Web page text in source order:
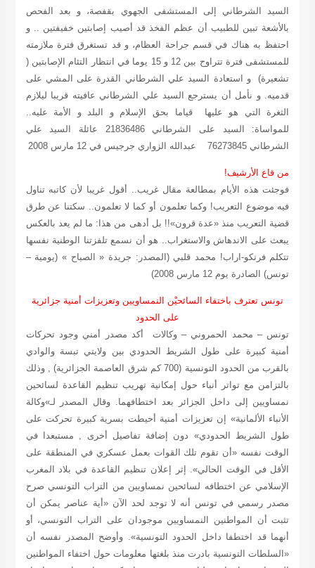
السيد الشرطاني إلى المستشفى الجهوي بقفصة، و بعد الفحص
بالأشعة تبين للطبيب أن عظم الفخذ قد أصيب إصابتين خفيفتين .. و
احتفظ به هناك في قسم جراحة العظام، و قد تستغرق فترة ملازمته
للمستشفى فترة تتراوح بين 12 و 15 يوما في انتظار التئام الإصابتين (
تشعيرة) و استعادة السيد علي الشرطاني القدرة على المشي على
قدميه. و نأمل أن يسترجع السيد علي الشرطاني عافيته قريبا ليلازم
الثغرة التي هو عليها قياما بحق الإسلام و البلد و الأمة عليه..
للمواساة: السيد على الشرطاني 21836486 عائلة السيد علي
الشرطاني 76273845
عبدالله الزواري جرجيس في 12 مارس 2008
من قاع الأرشيف!
فوجئت هذه الأيام بمطالعة مقال غريب.. أقول غريبا لأن كاتبه تناول
فيه موضوع التعريب! وكما تعلمون أو كما لا تعلمون.. سكتنا عن طرق
قضية التعريب منذ «عدة قرون»!! بل أدهى من هذا: ما لم يعد بالعكس
يبعث على الاندهاش والاستغراب.. هو أن نسمع تلفزتنا الوطنية نفسها
تتكلم فرنكو-اراب! محمد قلبي(المصدر: جريدة « الصباح » (يومية –
تونس) الصادرة يوم 12 مارس 2008)
تونس تعترف باختفاء السائحيْن النمساويين وتعزيزات أمنية جزائرية
على الحدود
تونس – محمد الحمروني – وكالاتأكد مصدر أمني وجود تحركات
أمنية كبيرة على طول الشريط الحدودي بين ولايتي تبسة والوادي
بالقرب من الحدود التونسية (700 كم شرق العاصمة الجزائرية) , وذلك
بالتزامن مع تواتر أنباء حول إمكانية تهريب تنظيم القاعدة لسائحين
نمساويين إلى داخل الجزائر بعد اختطافهما. وقال المصدر لـ»وكالة
الأنباء الألمانية» إن تعزيزات أمنية أحيطت بسرية كبيرة تحركت على
طول الشريط الحدودي» دون إضافة تفاصيل أخرى , مستبعدا في
الوقت نفسه «أن تقوم تلك القوات بعمل عسكري في المنطقة على
الأقل في الوقت الحالي». إثر إعلان تنظيم القاعدة في بلاد المغرب
الإسلامي عن اختطافه لسائحين نمساويين من التراب التونسي صرح
مصدر رسمي في تونس أنه لا توجد لحد الآن «أية عناصر يمكن أن
تثبت أن المواطنين النمساويين موجودان على التراب التونسي، أو
أنهما قد اختطفا داخل الحدود التونسية». وأوضح المصدر نفسه أن
«السلطات التونسية بادرت منذ بلغتها معلومات حول اختفاء المواطنين